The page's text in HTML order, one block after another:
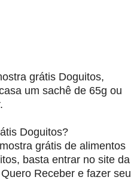
grátis Doguitos,
um sachê de 65g ou
Doguitos?
grátis de alimentos
basta entrar no site da
Receber e fazer seu